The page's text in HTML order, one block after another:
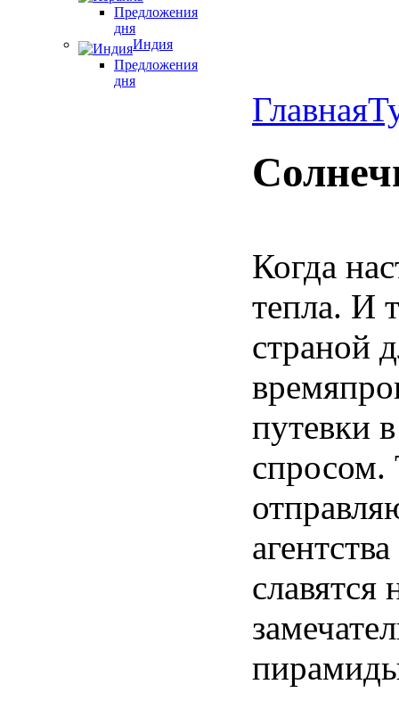
Предложения
дня
Индия
Предложения
дня
Главная
Когда
тепла. И
страной
путевки
спросом.